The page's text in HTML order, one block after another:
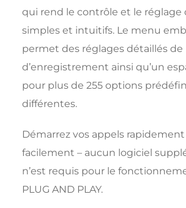
qui rend le contrôle et le réglage
simples et intuitifs. Le menu
permet des réglages détaillés de
d’enregistrement ainsi qu’un
pour plus de 255 options
différentes.
Démarrez vos appels
facilement – aucun logiciel
n’est requis pour le
PLUG AND PLAY.